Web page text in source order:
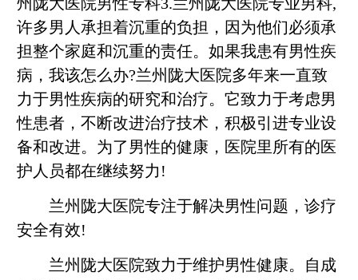
州陇大医院男性专科3.兰州陇大医院专业男科,
许多男人承担着沉重的负担，因为他们必须承
担整个家庭和沉重的责任。如果我患有男性疾
病，我该怎么办?兰州陇大医院多年来一直致
力于男性疾病的研究和治疗。它致力于考虑男
性患者，不断改进治疗技术，积极引进专业设
备和改进。为了男性的健康，医院里所有的医
护人员都在继续努力!
兰州陇大医院专注于解决男性问题，诊疗
安全有效!
兰州陇大医院致力于维护男性健康。自成